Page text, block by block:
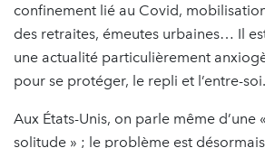
confinement lié au Covid,
des retraites, émeutes urbaines… Il
une actualité particulièrement
pour se protéger, le repli et l’entre-soi.
Aux États-Unis, on parle même d’une
solitude » ; le problème est